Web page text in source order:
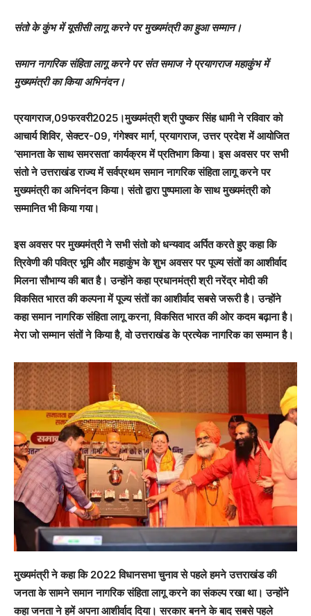
संतो के कुंभ में यूसीसी लागू करने पर मुख्यमंत्री का हुआ सम्मान।
समान नागरिक संहिता लागू करने पर संत समाज ने प्रयागराज महाकुंभ में
मुख्यमंत्री का किया अभिनंदन।
प्रयागराज,09फरवरी2025।मुख्यमंत्री श्री पुष्कर सिंह धामी ने रविवार को
आचार्य शिविर, सेक्टर-09, गंगेश्वर मार्ग, प्रयागराज, उत्तर प्रदेश में आयोजित
‘समानता के साथ समरसता’ कार्यक्रम में प्रतिभाग किया। इस अवसर पर सभी
संतो ने उत्तराखंड राज्य में सर्वप्रथम समान नागरिक संहिता लागू करने पर
मुख्यमंत्री का अभिनंदन किया। संतो द्वारा पुष्पमाला के साथ मुख्यमंत्री को
सम्मानित भी किया गया।
इस अवसर पर मुख्यमंत्री ने सभी संतो को धन्यवाद अर्पित करते हुए कहा कि
त्रिवेणी की पवित्र भूमि और महाकुंभ के शुभ अवसर पर पूज्य संतों का आशीर्वाद
मिलना सौभाग्य की बात है। उन्होंने कहा प्रधानमंत्री श्री नरेंद्र मोदी की
विकसित भारत की कल्पना में पूज्य संतों का आशीर्वाद सबसे जरूरी है। उन्होंने
कहा समान नागरिक संहिता लागू करना, विकसित भारत की ओर कदम बढ़ाना है।
मेरा जो सम्मान संतों ने किया है, वो उत्तराखंड के प्रत्येक नागरिक का सम्मान है।
मुख्यमंत्री ने कहा कि 2022 विधानसभा चुनाव से पहले हमने उत्तराखंड की
जनता के सामने समान नागरिक संहिता लागू करने का संकल्प रखा था। उन्होंने
कहा जनता ने हमें अपना आशीर्वाद दिया। सरकार बनने के बाद सबसे पहले